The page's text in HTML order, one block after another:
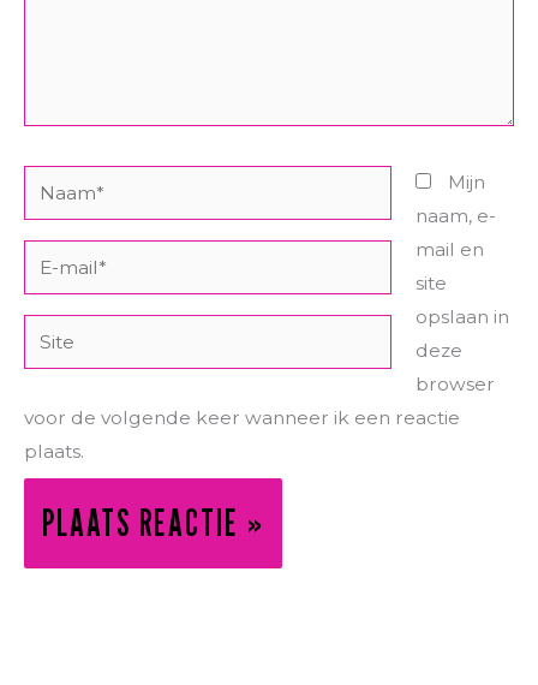
Naam*
mail*
Site
Mijn
naam, e-
mail en
site
opslaan in
deze
browser
voor de volgende keer wanneer ik een reactie
plaats.